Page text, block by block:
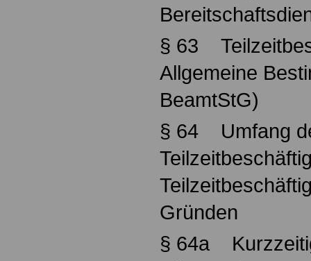
§ 63
Allgemeine
BeamtStG)
§ 64 Umfang
Gründen
§ 64a